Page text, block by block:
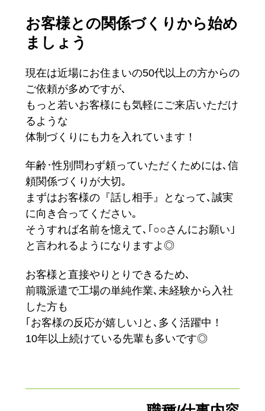
お客様との関係づくりから始め
ましょう
現在は近場にお住まいの50代以上の方からの
ご依頼が多めですが､
もっと若いお客様にも気軽にご来店いただけ
るような
体制づくりにも力を入れています！
年齢･性別問わず頼っていただくためには､信
頼関係づくりが大切｡
まずはお客様の『話し相手』となって､誠実
に向き合ってください｡
そうすれば名前を憶えて､｢○○さんにお願い｣
と言われるようになりますよ◎
お客様と直接やりとりできるため､
前職派遣で工場の単純作業､未経験から入社
した方も
｢お客様の反応が嬉しい｣と､多く活躍中！
10年以上続けている先輩も多いです◎